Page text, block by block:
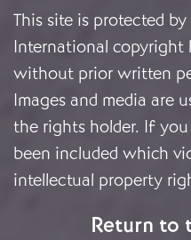
This site is protected
International copyright
without prior written
Images and media are
the rights holder. If
been included which
intellectual property
Return to